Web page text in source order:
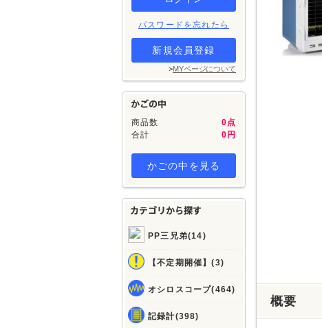
パスワードを忘れたら
新規会員登録
>MYページについて
商品数
0点
合計
0円
かごの中を見る
PP三兄弟(14)
【不定期開催】(3)
オシロスコープ(464)
記録計(398)
概要